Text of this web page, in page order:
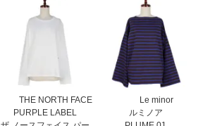
THE NORTH FACE
PURPLE LABEL
Le minor
ルミノア